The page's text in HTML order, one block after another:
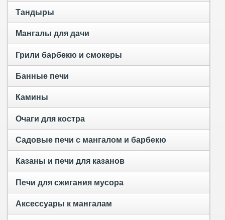
Тандыры
Мангалы для дачи
Грили барбекю и смокеры
Банные печи
Камины
Очаги для костра
Садовые печи с мангалом и барбекю
Казаны и печи для казанов
Печи для сжигания мусора
Аксессуары к мангалам